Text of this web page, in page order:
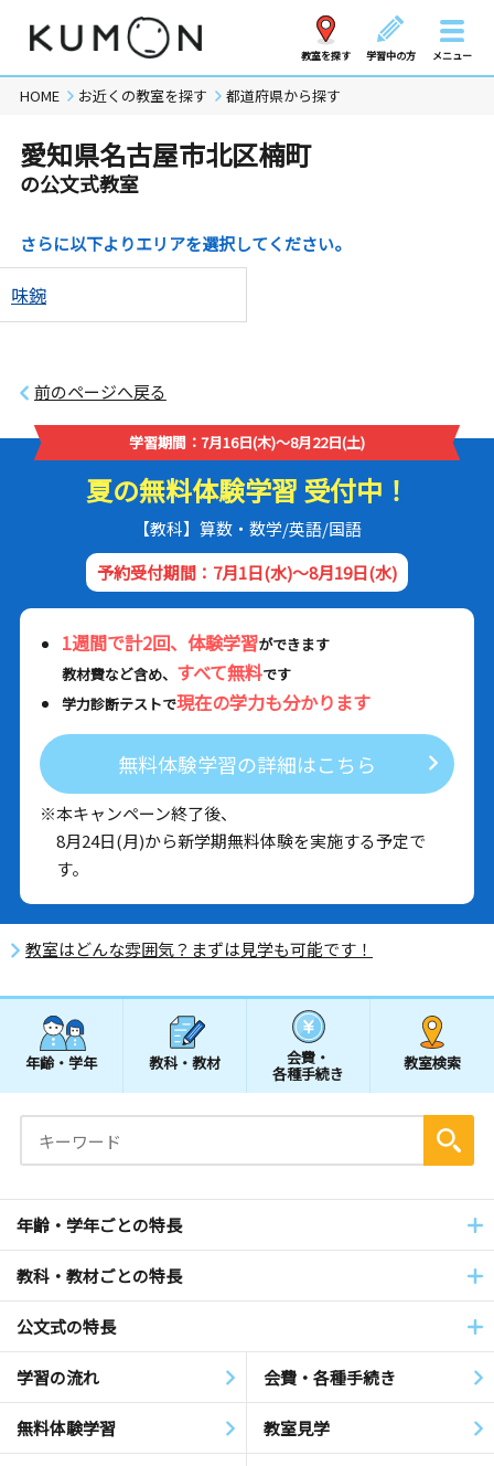
教室を探す 学習中の方 メニュー
HOME お近くの教室を探す 都道府県から探す
愛知県名古屋市北区楠町
の公文式教室
さらに以下よりエリアを選択してください。
味鋺
前のページへ戻る
学習期間：7月16日(木)～8月22日(土)
夏の無料体験学習 受付中！
【教科】算数・数学/英語/国語
予約受付期間：7月1日(水)～8月19日(水)
1週間で計2回、体験学習ができます
教材費など含め、 すべて無料です
学力診断テストで現在の学力も分かります
無料体験学習の詳細はこちら
※本キャンペーン終了後、
8月24日(月)から新学期無料体験を実施する予定で
す。
教室はどんな雰囲気？まずは見学も可能です！
年齢・学年 教科・教材 会費・
各種手続き
教室検索
年齢・学年ごとの特長
教科・教材ごとの特長
公文式の特長
学習の流れ 会費・各種手続き
無料体験学習 教室見学